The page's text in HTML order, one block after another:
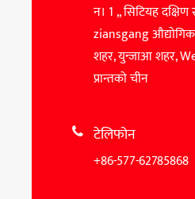
न। 1 ,, सिटियह
ziansgang औद्योगिक
शहर, युन्जाआ शहर,
प्रान्तको चीन
 टेलिफोन
+86-577-62785868